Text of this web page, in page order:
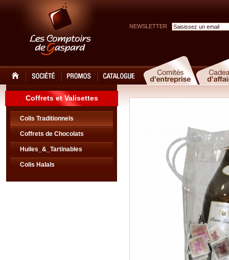
NEWSLETTER
Coffrets et Valisettes
Colis Traditionnels
Coffrets de Chocolats
Huiles_&_Tartinables
Colis Halals